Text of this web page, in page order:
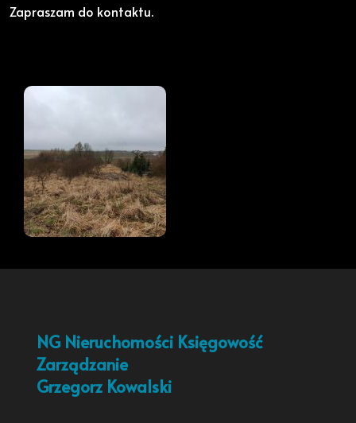
Zapraszam do kontaktu.
NG Nieruchomości Księgowość
Zarządzanie
Grzegorz Kowalski